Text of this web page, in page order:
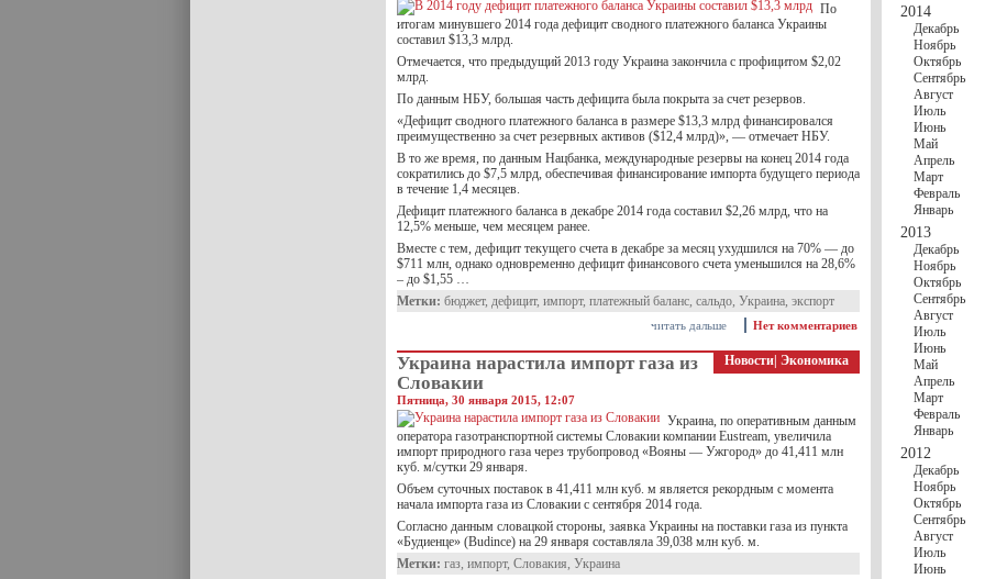
По
итогам минувшего 2014 года дефицит сводного платежного баланса Украины
составил $13,3 млрд.
Отмечается, что предыдущий 2013 году Украина закончила с профицитом $2,02
млрд.
По данным НБУ, большая часть дефицита была покрыта за счет резервов.
«Дефицит сводного платежного баланса в размере $13,3 млрд финансировался
преимущественно за счет резервных активов ($12,4 млрд)», — отмечает НБУ.
В то же время, по данным Нацбанка, международные резервы на конец 2014 года
сократились до $7,5 млрд, обеспечивая финансирование импорта будущего периода
в течение 1,4 месяцев.
Дефицит платежного баланса в декабре 2014 года составил $2,26 млрд, что на
12,5% меньше, чем месяцем ранее.
Вместе с тем, дефицит текущего счета в декабре за месяц ухудшился на 70% — до
$711 млн, однако одновременно дефицит финансового счета уменьшился на 28,6%
– до $1,55 …
Метки: бюджет, дефицит, импорт, платежный баланс, сальдо, Украина, экспорт
Нет комментариев
читать дальше
Новости Экономика
Украина нарастила импорт газа из
Словакии
Пятница, 30 января 2015, 12:07
Украина, по оперативным данным
оператора газотранспортной системы Словакии компании Eustream, увеличила
импорт природного газа через трубопровод «Вояны — Ужгород» до 41,411 млн
куб. м/сутки 29 января.
Объем суточных поставок в 41,411 млн куб. м является рекордным с момента
начала импорта газа из Словакии с сентября 2014 года.
Согласно данным словацкой стороны, заявка Украины на поставки газа из пункта
«Будиенце» (Budince) на 29 января составляла 39,038 млн куб. м.
Метки: газ, импорт, Словакия, Украина
2014
Декабрь
Ноябрь
Октябрь
Сентябрь
Август
Июль
Июнь
Май
Апрель
Март
Февраль
Январь
2013
Декабрь
Ноябрь
Октябрь
Сентябрь
Август
Июль
Июнь
Май
Апрель
Март
Февраль
Январь
2012
Декабрь
Ноябрь
Октябрь
Сентябрь
Август
Июль
Июнь